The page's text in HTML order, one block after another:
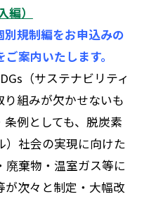
）
規制編をお申込みの
案内いたします。
（サステナビリティ
り組みが欠かせないも
例としても、脱炭素
）社会の実現に向けた
廃棄物・温室ガス等に
が次々と制定・大幅改